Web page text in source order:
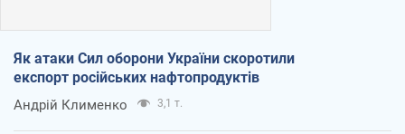
Як атаки Сил оборони України скоротили
експорт російських нафтопродуктів
Андрій Клименко 3,1 т.